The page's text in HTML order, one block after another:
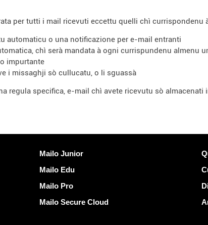
per tutti i mail ricevuti eccettu quelli chì currispondenu
automaticu o una notificazione per e-mail entranti
chì serà mandata à ogni currispundenu almenu
impurtante
i missaghji sò cullucatu, o li sguassà
regula specifica, e-mail chì avete ricevutu sò almacenati
Scopre Mailo
Mailo Junior
Mailo Edu
Mailo Pro
Mailo Secure Cloud